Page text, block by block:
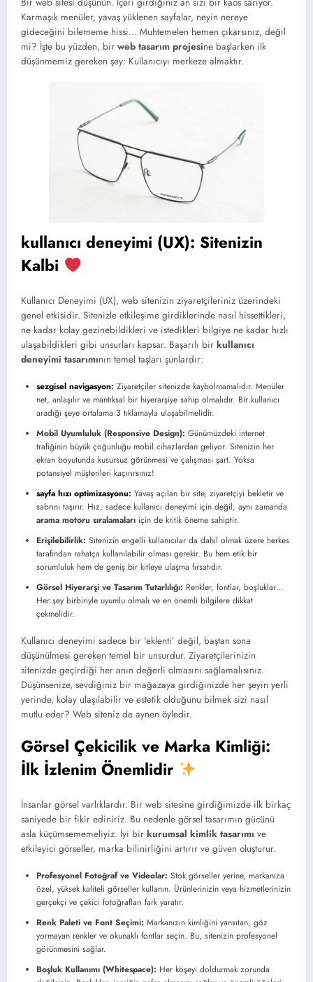
Karmaşık menüler, yavaş yüklenen sayfalar, neyin nereye
gideceğini bilememe hissi… Muhtemelen hemen çıkarsınız, değil
mi? İşte bu yüzden, bir web tasarım projesine başlarken ilk
düşünmemiz gereken şey: Kullanıcıyı merkeze almaktır.
kullanıcı deneyimi (UX): Sitenizin
Kalbi
Kullanıcı Deneyimi (UX), web sitenizin ziyaretçileriniz üzerindeki
genel etkisidir. Sitenizle etkileşime girdiklerinde nasıl hissettikleri,
ne kadar kolay gezinebildikleri ve istedikleri bilgiye ne kadar hızlı
ulaşabildikleri gibi unsurları kapsar. Başarılı bir kullanıcı
deneyimi tasarımının temel taşları şunlardır:
sezgisel navigasyon: Ziyaretçiler sitenizde kaybolmamalıdır. Menüler
net, anlaşılır ve mantıksal bir hiyerarşiye sahip olmalıdır. Bir kullanıcı
aradığı şeye ortalama 3 tıklamayla ulaşabilmelidir.
Mobil Uyumluluk (Responsive Design): Günümüzdeki internet
trafiğinin büyük çoğunluğu mobil cihazlardan geliyor. Sitenizin her
ekran boyutunda kusursuz görünmesi ve çalışması şart. Yoksa
potansiyel müşterileri kaçırırsınız!
sayfa hızı optimizasyonu: Yavaş açılan bir site, ziyaretçiyi bekletir ve
sabrını taşırır. Hız, sadece kullanıcı deneyimi için değil, aynı zamanda
arama motoru sıralamaları için de kritik öneme sahiptir.
Erişilebilirlik: Sitenizin engelli kullanıcılar da dahil olmak üzere herkes
tarafından rahatça kullanılabilir olması gerekir. Bu hem etik bir
sorumluluk hem de geniş bir kitleye ulaşma fırsatıdır.
Görsel Hiyerarşi ve Tasarım Tutarlılığı: Renkler, fontlar, boşluklar…
Her şey birbiriyle uyumlu olmalı ve en önemli bilgilere dikkat
çekmelidir.
Kullanıcı deneyimi sadece bir ‘eklenti’ değil, baştan sona
düşünülmesi gereken temel bir unsurdur. Ziyaretçilerinizin
sitenizde geçirdiği her anın değerli olmasını sağlamalısınız.
Düşünsenize, sevdiğiniz bir mağazaya girdiğinizde her şeyin yerli
yerinde, kolay ulaşılabilir ve estetik olduğunu bilmek sizi nasıl
mutlu eder? Web siteniz de aynen öyledir.
Görsel Çekicilik ve Marka Kimliği:
İlk İzlenim Önemlidir
İnsanlar görsel varlıklardır. Bir web sitesine girdiğimizde ilk birkaç
saniyede bir fikir ediniriz. Bu nedenle görsel tasarımın gücünü
asla küçümsememeliyiz. İyi bir kurumsal kimlik tasarımı ve
etkileyici görseller, marka bilinirliğini artırır ve güven oluşturur.
Profesyonel Fotoğraf ve Videolar: Stok görseller yerine, markanıza
özel, yüksek kaliteli görseller kullanın. Ürünlerinizin veya hizmetlerinizin
gerçekçi ve çekici fotoğrafları fark yaratır.
Renk Paleti ve Font Seçimi: Markanızın kimliğini yansıtan, göz
yormayan renkler ve okunaklı fontlar seçin. Bu, sitenizin profesyonel
görünmesini sağlar.
Boşluk Kullanımı (Whitespace): Her köşeyi doldurmak zorunda